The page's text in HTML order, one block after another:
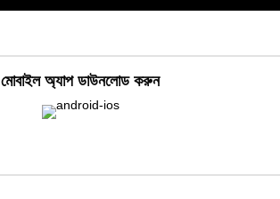
মোবাইল অ্যাপ ডাউনলোড করুন